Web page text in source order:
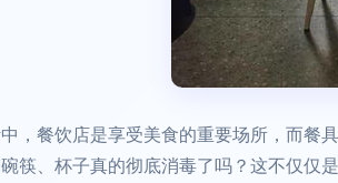
，餐饮店是享受美食的重要场所，而餐
筷、杯子真的彻底消毒了吗？这不仅仅